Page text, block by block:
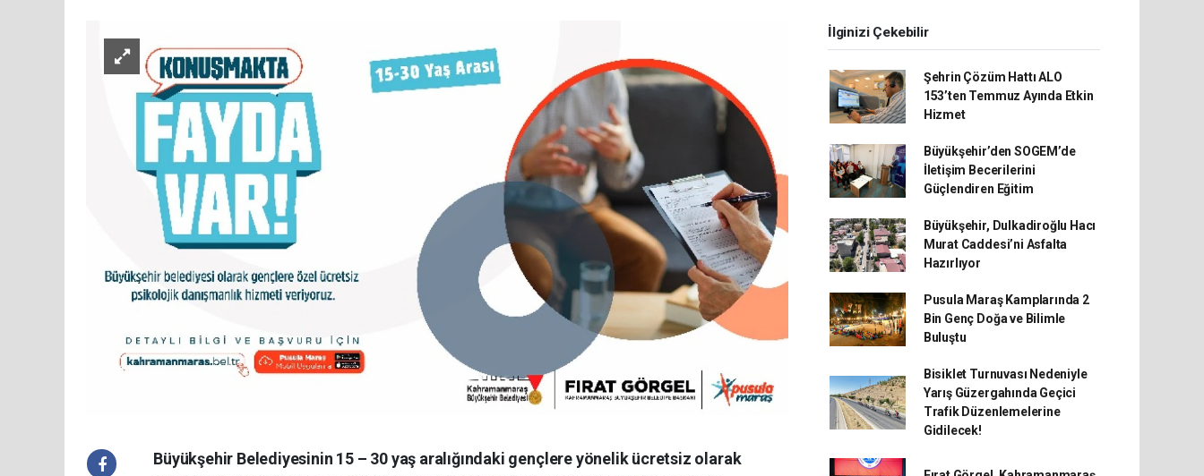
Büyükşehir Belediyesinin 15 – 30 yaş aralığındaki gençlere yönelik ücretsiz olarak
İlginizi Çekebilir
Şehrin Çözüm Hattı ALO
153’ten Temmuz Ayında Etkin
Hizmet
Büyükşehir’den SOGEM’de
İletişim Becerilerini
Güçlendiren Eğitim
Büyükşehir, Dulkadiroğlu Hacı
Murat Caddesi’ni Asfalta
Hazırlıyor
Pusula Maraş Kamplarında 2
Bin Genç Doğa ve Bilimle
Buluştu
Bisiklet Turnuvası Nedeniyle
Yarış Güzergahında Geçici
Trafik Düzenlemelerine
Gidilecek!